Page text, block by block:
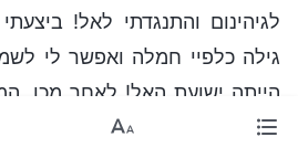
לגיהינום והתנגדתי לאל!
גילה כלפיי חמלה ואפשר לי
הייתה ישועת האל! לאחר מכן,
הקודש. דיברנו גם על הסיבה